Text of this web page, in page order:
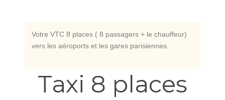
Votre VTC 8 places ( 8 passagers + le chauffeur)
vers les aéroports et les gares parisiennes.
Taxi 8 places